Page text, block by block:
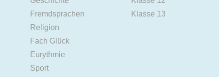
Fremdsprachen
Religion
Fach Glück
Eurythmie
Sport
Klasse 13